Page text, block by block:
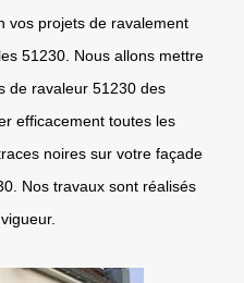
vos projets de ravalement
51230. Nous allons mettre
de ravaleur 51230 des
efficacement toutes les
noires sur votre façade
Nos travaux sont réalisés